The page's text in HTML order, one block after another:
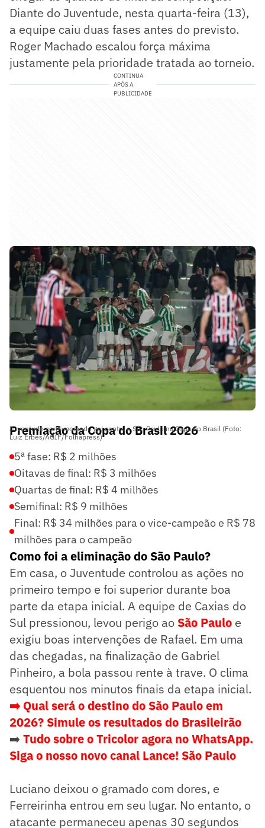
Diante do Juventude, nesta quarta-feira (13),
a equipe caiu duas fases antes do previsto.
Roger Machado escalou força máxima
justamente pela prioridade tratada ao torneio.
CONTINUA
APÓS A
PUBLICIDADE
Juventude comemorando gol contra o São Paulo na Copa do Brasil (Foto:
Luiz Erbes/AGIF/Folhapress)
Premiação da Copa do Brasil 2026
5ª fase: R$ 2 milhões
Oitavas de final: R$ 3 milhões
Quartas de final: R$ 4 milhões
Semifinal: R$ 9 milhões
Final: R$ 34 milhões para o vice-campeão e R$ 78
milhões para o campeão
Como foi a eliminação do São Paulo?
Em casa, o Juventude controlou as ações no
primeiro tempo e foi superior durante boa
parte da etapa inicial. A equipe de Caxias do
Sul pressionou, levou perigo ao São Paulo e
exigiu boas intervenções de Rafael. Em uma
das chegadas, na finalização de Gabriel
Pinheiro, a bola passou rente à trave. O clima
esquentou nos minutos finais da etapa inicial.
➡️ Qual será o destino do São Paulo em
2026? Simule os resultados do Brasileirão
➡️ Tudo sobre o Tricolor agora no WhatsApp.
Siga o nosso novo canal Lance! São Paulo
Luciano deixou o gramado com dores, e
Ferreirinha entrou em seu lugar. No entanto, o
atacante permaneceu apenas 30 segundos